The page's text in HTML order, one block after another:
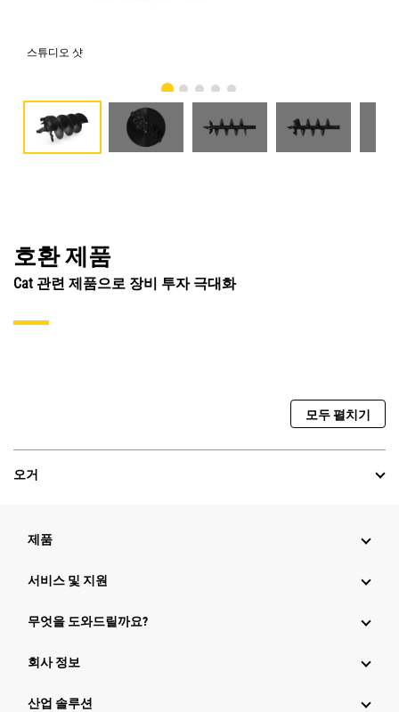
스튜디오 샷
호환 제품
Cat 관련 제품으로 장비 투자 극대화
모두 펼치기
오거
제품
서비스 및 지원
무엇을 도와드릴까요?
회사 정보
산업 솔루션